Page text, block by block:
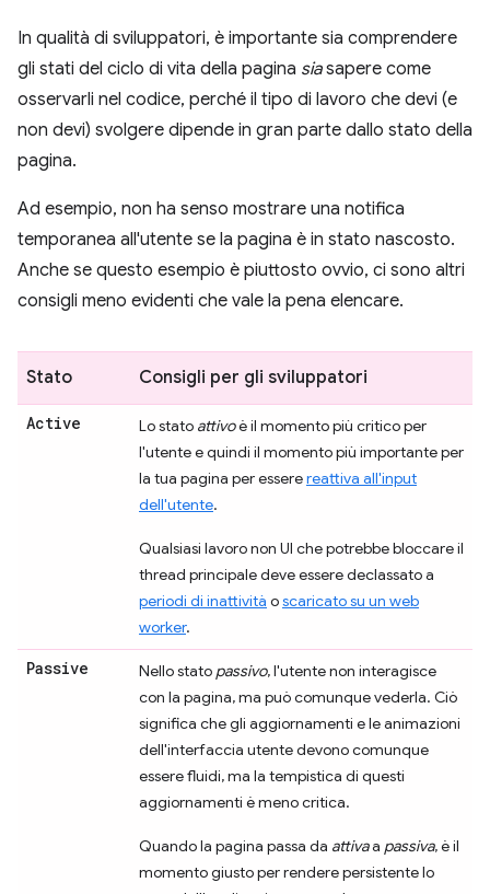
In qualità di sviluppatori, è importante sia comprendere
gli stati del ciclo di vita della pagina siasapere come
osservarli nel codice, perché il tipo di lavoro che devi (e
non devi) svolgere dipende in gran parte dallo stato della
pagina.
Ad esempio, non ha senso mostrare una notifica
temporanea all'utente se la pagina è in stato nascosto.
Anche se questo esempio è piuttosto ovvio, ci sono altri
consigli meno evidenti che vale la pena elencare.
Stato Consigli per gli sviluppatori
Active Lo stato attivoè il momento più critico per
l'utente e quindi il momento più importante per
la tua pagina per esserereattiva all'input
dell'utente.
Qualsiasi lavoro non UI che potrebbe bloccare il
thread principale deve essere declassato a
periodi di inattività oscaricato su un web
worker.
Passive Nello stato passivo, l'utente non interagisce
con la pagina, ma può comunque vederla. Ciò
significa che gli aggiornamenti e le animazioni
dell'interfaccia utente devono comunque
essere fluidi, ma la tempistica di questi
aggiornamenti è meno critica.
Quando la pagina passa da attivaa passiva, è il
momento giusto per rendere persistente lo